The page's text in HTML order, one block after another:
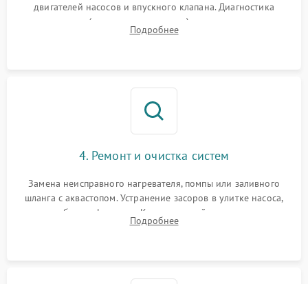
двигателей насосов и впускного клапана. Диагностика
прессостата (датчика уровня воды), датчика мутности,
концевика дверцы и электронного модуля управления.
Подробнее
4. Ремонт и очистка систем
Замена неисправного нагревателя, помпы или заливного
шланга с аквастопом. Устранение засоров в улитке насоса,
патрубках и фильтрах. Компонентный ремонт платы
управления, восстановление поврежденной проводки.
Подробнее